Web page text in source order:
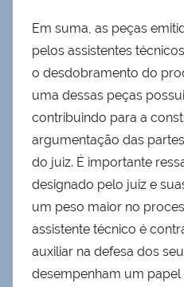
Em suma, as peças
pelos assistentes
o desdobramento do
uma dessas peças
contribuindo para a
argumentação das
do juiz. É importante
designado pelo juiz e
um peso maior no
assistente técnico é
auxiliar na defesa dos
desempenham um